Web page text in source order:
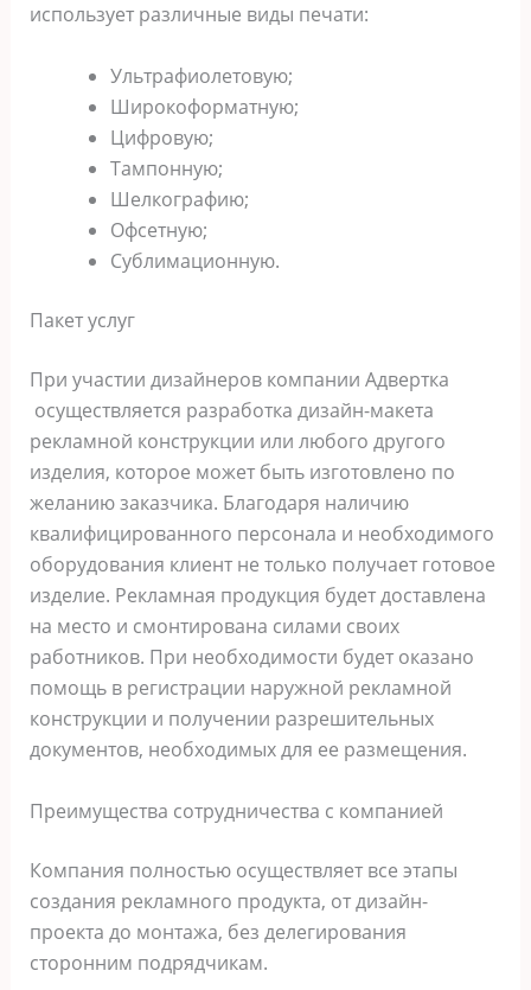
использует различные виды печати:
Ультрафиолетовую;
Широкоформатную;
Цифровую;
Тампонную;
Шелкографию;
Офсетную;
Сублимационную.
Пакет услуг
При участии дизайнеров компании Адвертка
осуществляется разработка дизайн-макета
рекламной конструкции или любого другого
изделия, которое может быть изготовлено по
желанию заказчика. Благодаря наличию
квалифицированного персонала и необходимого
оборудования клиент не только получает готовое
изделие. Рекламная продукция будет доставлена
на место и смонтирована силами своих
работников. При необходимости будет оказано
помощь в регистрации наружной рекламной
конструкции и получении разрешительных
документов, необходимых для ее размещения.
Преимущества сотрудничества с компанией
Компания полностью осуществляет все этапы
создания рекламного продукта, от дизайн-
проекта до монтажа, без делегирования
сторонним подрядчикам.